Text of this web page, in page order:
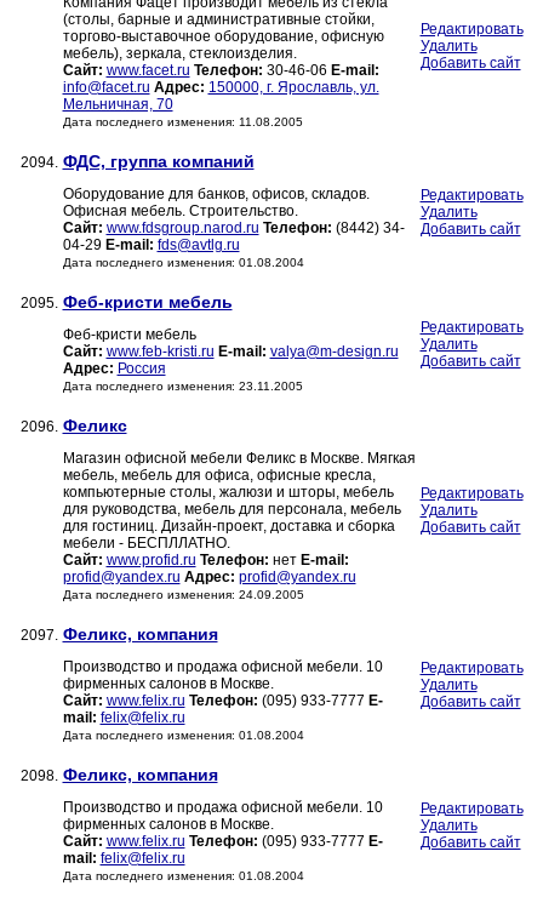
(столы, барные и административные стойки,
торгово-выставочное оборудование, офисную
мебель), зеркала, стеклоизделия.
Сайт: www.facet.ru Телефон: 30-46-06 E-mail:
info@facet.ru Адрес: 150000, г. Ярославль, ул.
Мельничная, 70
Дата последнего изменения: 11.08.2005
Редактировать
Удалить
Добавить сайт
2094. ФДС, группа компаний
Оборудование для банков, офисов, складов.
Офисная мебель. Строительство.
Сайт: www.fdsgroup.narod.ru Телефон: (8442) 34-
04-29 E-mail: fds@avtlg.ru
Дата последнего изменения: 01.08.2004
Редактировать
Удалить
Добавить сайт
2095. Феб-кристи мебель
Феб-кристи мебель
Сайт: www.feb-kristi.ru E-mail: valya@m-design.ru
Адрес: Россия
Дата последнего изменения: 23.11.2005
Редактировать
Удалить
Добавить сайт
2096. Феликс
Магазин офисной мебели Феликс в Москве. Мягкая
мебель, мебель для офиса, офисные кресла,
компьютерные столы, жалюзи и шторы, мебель
для руководства, мебель для персонала, мебель
для гостиниц. Дизайн-проект, доставка и сборка
мебели - БЕСПЛЛАТНО.
Сайт: www.profid.ru Телефон: нет E-mail:
profid@yandex.ru Адрес: profid@yandex.ru
Дата последнего изменения: 24.09.2005
Редактировать
Удалить
Добавить сайт
2097. Феликс, компания
Производство и продажа офисной мебели. 10
фирменных салонов в Москве.
Сайт: www.felix.ru Телефон: (095) 933-7777 E-
mail: felix@felix.ru
Дата последнего изменения: 01.08.2004
Редактировать
Удалить
Добавить сайт
2098. Феликс, компания
Производство и продажа офисной мебели. 10
фирменных салонов в Москве.
Сайт: www.felix.ru Телефон: (095) 933-7777 E-
mail: felix@felix.ru
Дата последнего изменения: 01.08.2004
Редактировать
Удалить
Добавить сайт